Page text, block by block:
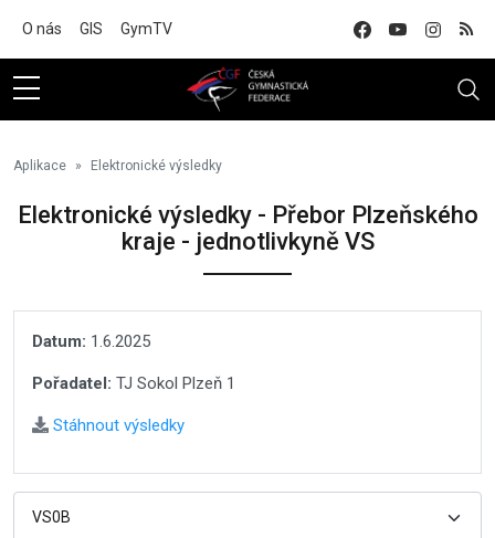
O nás GIS GymTV
Aplikace Elektronické výsledky
Elektronické výsledky - Přebor Plzeňského
kraje - jednotlivkyně VS
Datum: 1.6.2025
Pořadatel: TJ Sokol Plzeň 1
Stáhnout výsledky